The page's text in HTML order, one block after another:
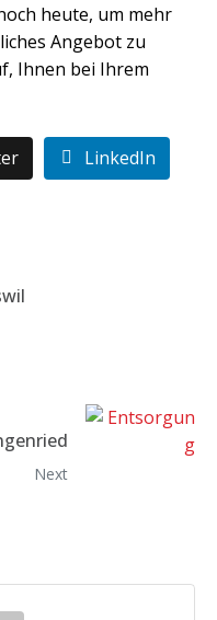
heute, um mehr
Angebot zu
Ihnen bei Ihrem
LinkedIn
Next